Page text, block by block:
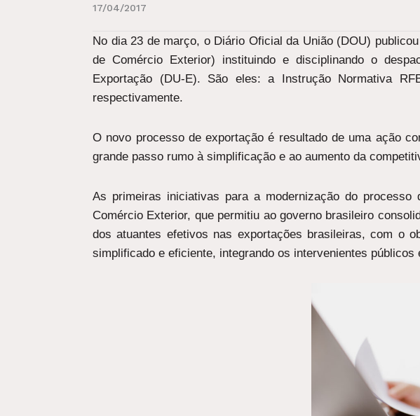
17/04/2017
No dia 23 de março, o Diário Oficial da União (DOU)
de Comércio Exterior) instituindo e disciplinando o
Exportação (DU-E). São eles: a Instrução Normativa
respectivamente.
O novo processo de exportação é resultado de uma ação
grande passo rumo à simplificação e ao aumento da
As primeiras iniciativas para a modernização do
Comércio Exterior, que permitiu ao governo brasileiro
dos atuantes efetivos nas exportações brasileiras, com o
simplificado e eficiente, integrando os intervenientes públicos